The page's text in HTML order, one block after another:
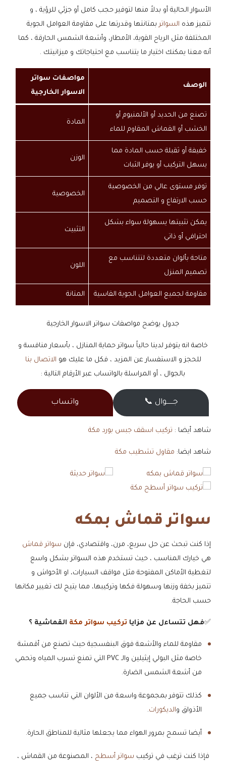
الأسوار الحالية أو بدلاً منها لتوفير حجب كامل أو جزئي للرؤية ، و
تتميز هذه السواتربمتانتها وقدرتها على مقاومة العوامل الجوية
المختلفة مثل الرياح القوية، الأمطار، وأشعة الشمس الحارقة ، كما
أنه معنا يمكنك اختيار ما يتناسب مع احتياجاتك و ميزانيتك .
الوصف
مواصفات سواتر
الاسوار الخارجية
تصنع من الحديد أو الألمنيوم أو
الخشب أو القماش المقاوم للماء
المادة
خفيفة أو ثقبلة حسب المادة مما
يسهل التركيب أو يوفر الثبات
الوزن
توفر مستوى عالي من الخصوصية
حسب الارتفاع و التصميم
الخصوصية
يمكن تثبيتها يسهولة سواء بشكل
احترافي أو ذاتي
التثبيت
متاحة بألوان متعددة لتتناسب مع
تصميم المنزل
اللون
مقاومة لجميع العوامل الجوية القاسية المتانة
جدول يوضح مواصفات سواتر الاسوار الخارجية
خاصة انه يتوفر لدينا حالياً سواتر حماية المنازل ، بأسعار منافسة و
للحجز و الاستفسار عن المزيد ، فكل ما عليك هو الاتصال بنا
بالجوال ، أو المراسلة بالواتساب عبر الأرقام التالية :
جــــــوال 📞 واتساب
شاهد أيضا : تركيب اسقف جبس بورد مكة
شاهد ايضا: مقاول تشطيب مكة
سواتر قماش بمكه
إذا كنت تبحث عن حل سريع، مرن، واقتصادي، فإن سواتر قماش
هي خيارك المناسب ، حيث تستخدم هذه السواتر بشكل واسع
لتغطية الأماكن المفتوحة مثل مواقف السيارات، او الأحواش و
تتميز بخفة وزنها وسهولة فكها وتركيبها، مما يتيح لك تغيير مكانها
حسب الحاجة.
✅فهل تتساءل عن مزايا تركيب سواتر مكة القماشية ؟
​مقاومة للماء والأشعة فوق البنفسجية حيث تصنع من أقمشة
خاصة مثل البولي إيثيلين والـ PVC التي تمنع تسرب المياه وتحمي
من أشعة الشمس الضارة.
​كذلك تتوفر بمجموعة واسعة من الألوان التي تناسب جميع
الأذواق والديكورات.
​أيضا تسمح بمرور الهواء مما يجعلها مثالية للمناطق الحارة.
​فإذا كنت ترغب في تركيب سواتر أسطح ، المصنوعة من القماش ،